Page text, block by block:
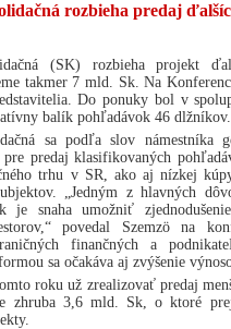
rozbieha predaj
(SK) rozbieha projekt
takmer 7 mld. Sk. Na
Do ponuky bol v
balík pohľadávok 46 dlžníkov.
sa podľa slov námestníka
pre predaj klasifikovaných
trhu v SR, ako aj nízkej
„Jedným z hlavných
je snaha umožniť
povedal Szemzö na
finančných a
sa očakáva aj zvýšenie
roku už zrealizovať predaj
zhruba 3,6 mld. Sk, o ktoré